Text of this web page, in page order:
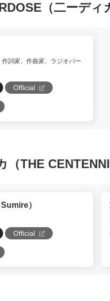
（二ーディ
詞家、作曲家、ラジオパー
Official
THE
）
Official